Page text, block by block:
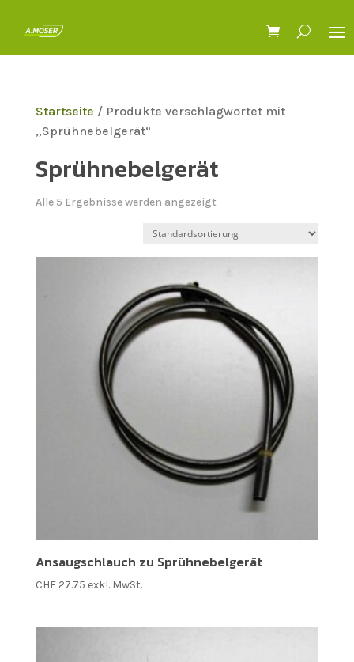
Startseite / Produkte verschlagwortet mit
„Sprühnebelgerät“
Sprühnebelgerät
Alle 5 Ergebnisse werden angezeigt
Ansaugschlauch zu Sprühnebelgerät
CHF27.75 exkl. MwSt.